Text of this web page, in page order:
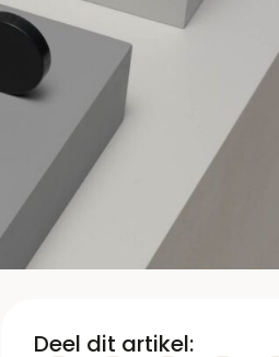
Deel dit artikel: